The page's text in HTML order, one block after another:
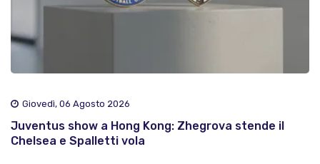
Giovedì, 06 Agosto 2026
Juventus show a Hong Kong: Zhegrova stende il
Chelsea e Spalletti vola